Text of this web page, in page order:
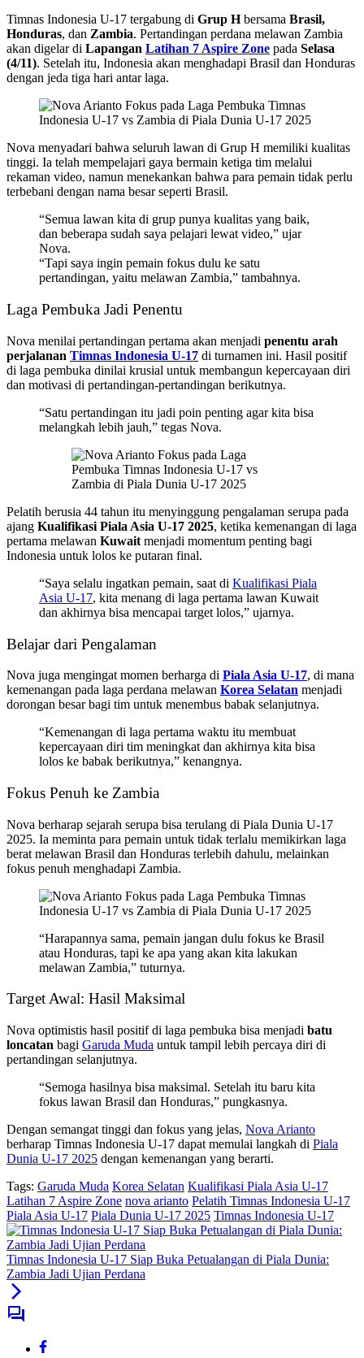
Timnas Indonesia U-17 tergabung di Grup Hbersama Brasil,
Honduras, dan Zambia. Pertandingan perdana melawan Zambia
akan digelar di Lapangan Latihan 7 Aspire Zone pada Selasa
(4/11). Setelah itu, Indonesia akan menghadapi Brasil dan Honduras
dengan jeda tiga hari antar laga.
Nova menyadari bahwa seluruh lawan di Grup H memiliki kualitas
tinggi. Ia telah mempelajari gaya bermain ketiga tim melalui
rekaman video, namun menekankan bahwa para pemain tidak perlu
terbebani dengan nama besar seperti Brasil.
“Semua lawan kita di grup punya kualitas yang baik,
dan beberapa sudah saya pelajari lewat video,” ujar
Nova.
“Tapi saya ingin pemain fokus dulu ke satu
pertandingan, yaitu melawan Zambia,” tambahnya.
Laga Pembuka Jadi Penentu
Nova menilai pertandingan pertama akan menjadi penentu arah
perjalanan Timnas Indonesia U-17 di turnamen ini. Hasil positif
di laga pembuka dinilai krusial untuk membangun kepercayaan diri
dan motivasi di pertandingan-pertandingan berikutnya.
“Satu pertandingan itu jadi poin penting agar kita bisa
melangkah lebih jauh,” tegas Nova.
Pelatih berusia 44 tahun itu menyinggung pengalaman serupa pada
ajang Kualifikasi Piala Asia U-17 2025, ketika kemenangan di laga
pertama melawan Kuwait menjadi momentum penting bagi
Indonesia untuk lolos ke putaran final.
“Saya selalu ingatkan pemain, saat di Kualifikasi Piala
Asia U-17, kita menang di laga pertama lawan Kuwait
dan akhirnya bisa mencapai target lolos,” ujarnya.
Belajar dari Pengalaman
Nova juga mengingat momen berharga di Piala Asia U-17, di mana
kemenangan pada laga perdana melawan Korea Selatan menjadi
dorongan besar bagi tim untuk menembus babak selanjutnya.
“Kemenangan di laga pertama waktu itu membuat
kepercayaan diri tim meningkat dan akhirnya kita bisa
lolos ke babak berikutnya,” kenangnya.
Fokus Penuh ke Zambia
Nova berharap sejarah serupa bisa terulang di Piala Dunia U-17
2025. Ia meminta para pemain untuk tidak terlalu memikirkan laga
berat melawan Brasil dan Honduras terlebih dahulu, melainkan
fokus penuh menghadapi Zambia.
“Harapannya sama, pemain jangan dulu fokus ke Brasil
atau Honduras, tapi ke apa yang akan kita lakukan
melawan Zambia,” tuturnya.
Target Awal: Hasil Maksimal
Nova optimistis hasil positif di laga pembuka bisa menjadi batu
loncatan bagi Garuda Muda untuk tampil lebih percaya diri di
pertandingan selanjutnya.
“Semoga hasilnya bisa maksimal. Setelah itu baru kita
fokus lawan Brasil dan Honduras,” pungkasnya.
Dengan semangat tinggi dan fokus yang jelas, Nova Arianto
berharap Timnas Indonesia U-17 dapat memulai langkah di Piala
Dunia U-17 2025 dengan kemenangan yang berarti.
Tags: Garuda Muda Korea Selatan Kualifikasi Piala Asia U-17
Latihan 7 Aspire Zone nova arianto Pelatih Timnas Indonesia U-17
Piala Asia U-17 Piala Dunia U-17 2025 Timnas Indonesia U-17
Timnas Indonesia U-17 Siap Buka Petualangan di Piala Dunia:
Zambia Jadi Ujian Perdana